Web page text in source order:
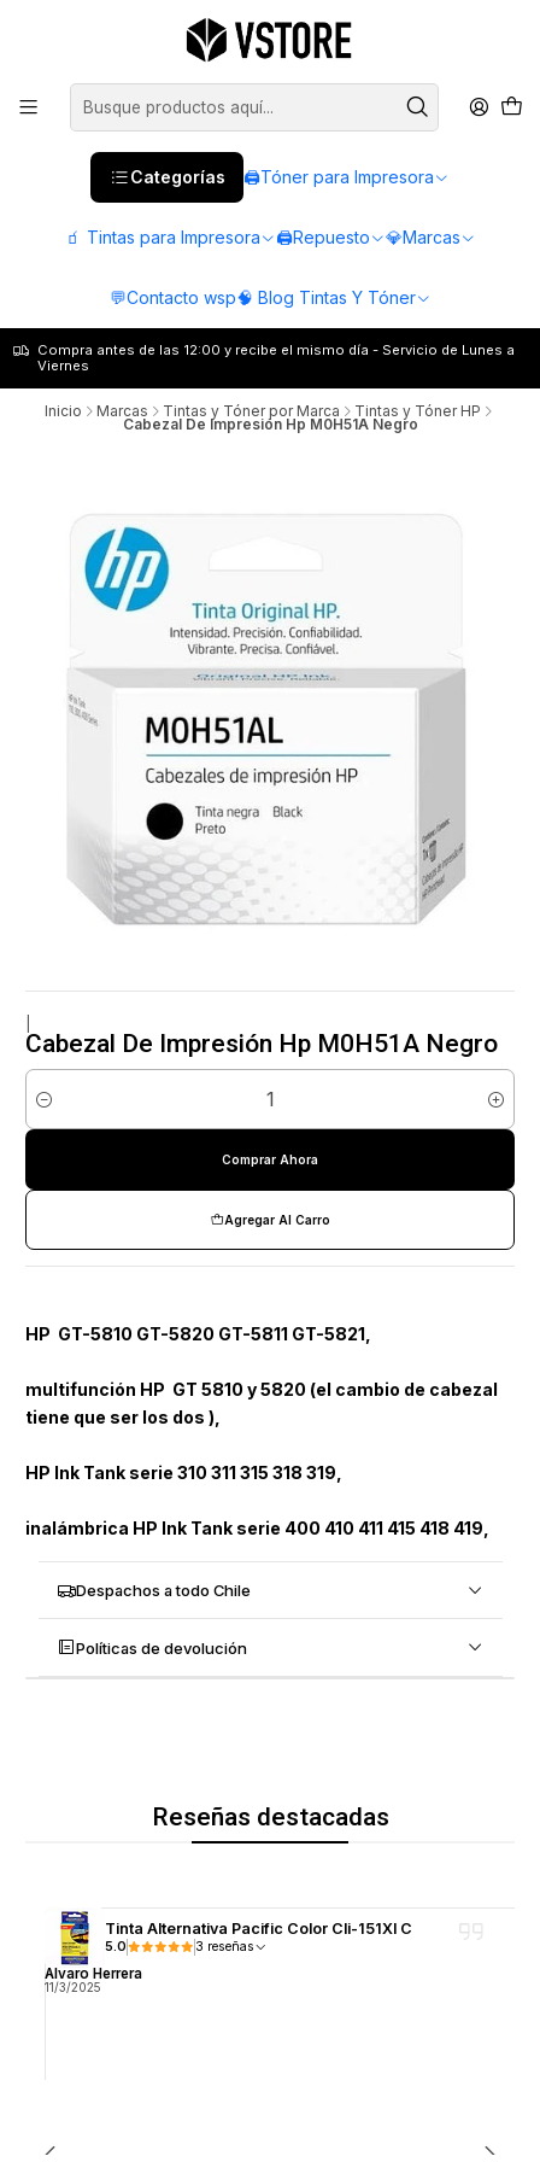
Categorías 🖨️Tóner para Impresora
🧃 Tintas para Impresora 🖨️Repuesto 💎Marcas
💬Contacto wsp🧠 Blog Tintas Y Tóner
Compra antes de las 12:00 y recibe el mismo día - Servicio de Lunes a
Viernes
Inicio Marcas Tintas y Tóner por Marca Tintas y Tóner HP
Cabezal De Impresión Hp M0H51A Negro
Cabezal De Impresión Hp M0H51A Negro
Cantidad
Agregar Al Carro
Comprar Ahora
HP GT-5810 GT-5820 GT-5811 GT-5821,
multifunción HP GT 5810 y 5820 (el cambio de cabezal
tiene que ser los dos ),
HP Ink Tank serie 310 311 315 318 319,
inalámbrica HP Ink Tank serie 400 410 411 415 418 419,
Despachos a todo Chile
Políticas de devolución
Reseñas destacadas
Tinta Alternativa Pacific Color Cli-151Xl C
5.0 3 reseñas
Alvaro Herrera
11/3/2025